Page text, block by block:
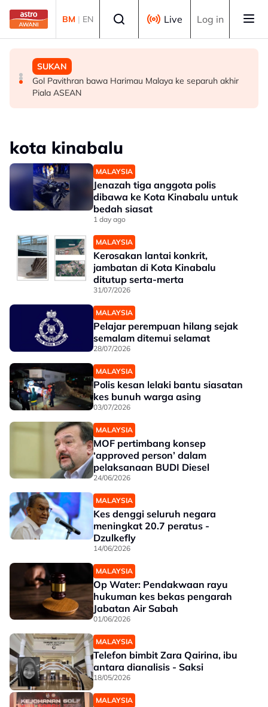
Skip to main content
BM | EN Live Log in
MALAYSIA
Berita tempatan pilihan sepanjang hari ini
MALAYSIA
Bapa lemas cuba selamatkan anak jatuh kolam ikan
SUKAN
Gol Pavithran bawa Harimau Malaya ke separuh akhir
Piala ASEAN
kota kinabalu
MALAYSIA
Jenazah tiga anggota polis
dibawa ke Kota Kinabalu untuk
bedah siasat
1 day ago
MALAYSIA
Kerosakan lantai konkrit,
jambatan di Kota Kinabalu
ditutup serta-merta
31/07/2026
MALAYSIA
Pelajar perempuan hilang sejak
semalam ditemui selamat
28/07/2026
MALAYSIA
Polis kesan lelaki bantu siasatan
kes bunuh warga asing
03/07/2026
MALAYSIA
MOF pertimbang konsep
‘approved person’ dalam
pelaksanaan BUDI Diesel
24/06/2026
MALAYSIA
Kes denggi seluruh negara
meningkat 20.7 peratus -
Dzulkefly
14/06/2026
MALAYSIA
Op Water: Pendakwaan rayu
hukuman kes bekas pengarah
Jabatan Air Sabah
01/06/2026
MALAYSIA
Telefon bimbit Zara Qairina, ibu
antara dianalisis - Saksi
18/05/2026
MALAYSIA